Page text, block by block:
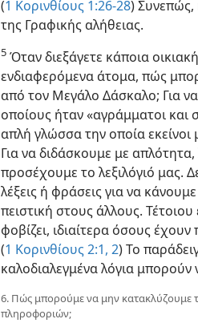
(1 Κορινθίους 1:26-28) Συνεπώς,
της Γραφικής αλήθειας.
5 Όταν διεξάγετε κάποια
ενδιαφερόμενα άτομα, πώς
από τον Μεγάλο Δάσκαλο; Για
οποίους ήταν «αγράμματοι και
απλή γλώσσα την οποία
Για να διδάσκουμε με
προσέχουμε το λεξιλόγιό μας.
λέξεις ή φράσεις για να
πειστική στους άλλους.
φοβίζει, ιδιαίτερα όσους
(1 Κορινθίους 2:1, 2) Το
καλοδιαλεγμένα λόγια
6. Πώς μπορούμε να μην κατακλύζουμε
πληροφοριών;